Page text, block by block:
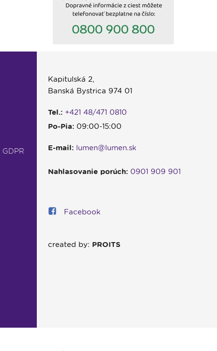
Kapitulská 2,
Banská Bystrica 974 01
Tel.: +421 48/471 0810
Po-Pia:09:00-15:00
E-mail: lumen@lumen.sk
Nahlasovanie porúch: 0901 909 901
Facebook
created by: PROITS